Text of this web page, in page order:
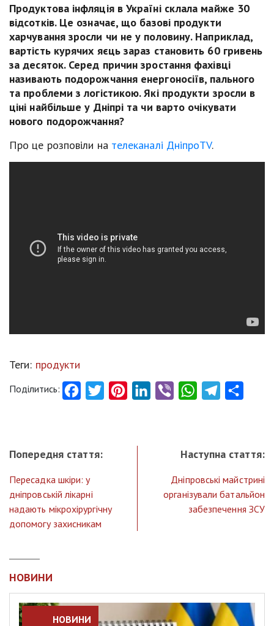
Продуктова інфляція в Україні склала майже 30
відсотків. Це означає, що базові продукти
харчування зросли чи не у половину. Наприклад,
вартість курячих яєць зараз становить 60 гривень
за десяток. Серед причин зростання фахівці
називають подорожчання енергоносіїв, пального
та проблеми з логістикою. Які продукти зросли в
ціні найбільше у Дніпрі та чи варто очікувати
нового подорожчання?
Про це розповіли на телеканалі ДніпроTV.
Теги: продукти
Поділитись: FacebookTwitter PinterestLinkedInViber WhatsAppTelegram
Попередня стаття:
Пересадка шкіри: у
дніпровській лікарні
надають мікрохірургічну
допомогу захисникам
Наступна стаття:
Дніпровські майстрині
організували батальйон
забезпечення ЗСУ
НОВИНИ
НОВИНИ